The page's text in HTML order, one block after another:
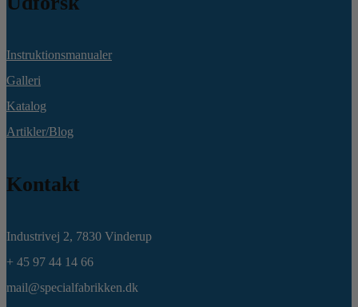
Instruktionsmanualer
Galleri
Katalog
Artikler/Blog
Kontakt
Industrivej 2, 7830 Vinderup
+ 45 97 44 14 66
mail@specialfabrikken.dk